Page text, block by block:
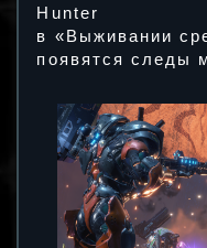
Hunter
в «Выживании
появятся следы